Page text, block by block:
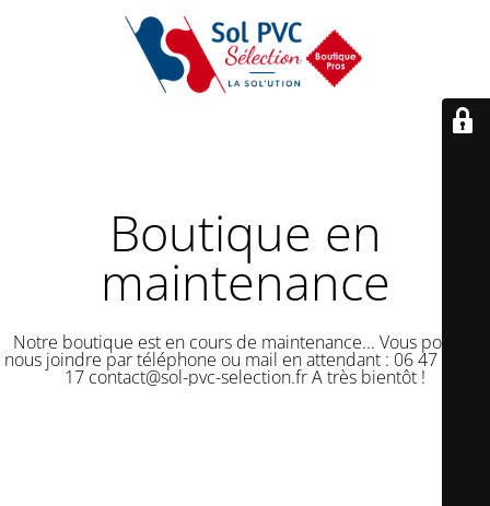
Boutique en
maintenance
Notre boutique est en cours de maintenance... Vous pouvez
nous joindre par téléphone ou mail en attendant : 06 47 50 18
17 contact@sol-pvc-selection.fr A très bientôt !